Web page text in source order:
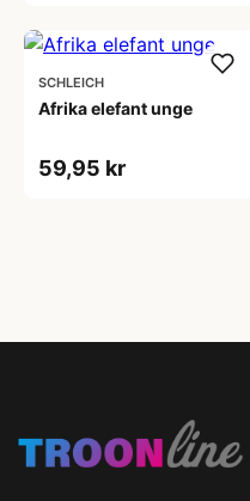
SCHLEICH
Afrika elefant unge
59,95 kr